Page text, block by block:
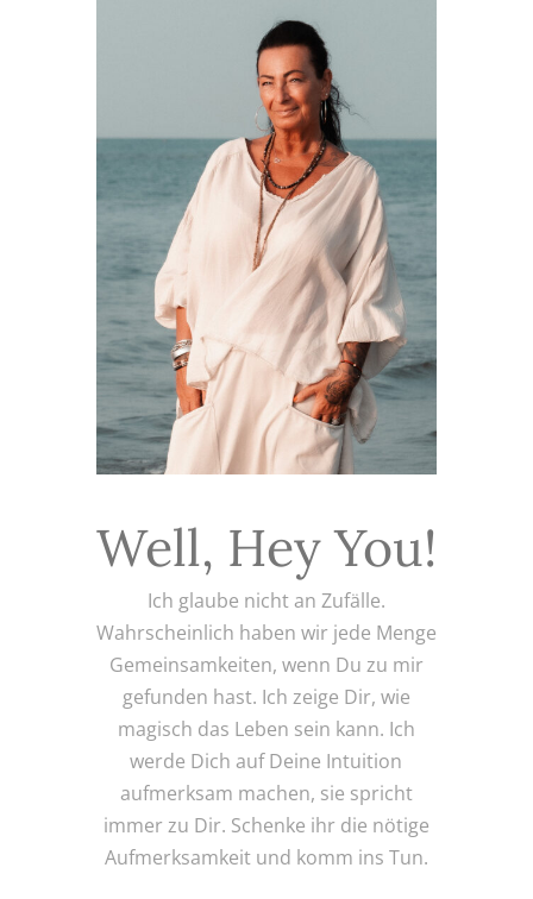
Well, Hey You!
Ich glaube nicht an Zufälle.
Wahrscheinlich haben wir jede Menge
Gemeinsamkeiten, wenn Du zu mir
gefunden hast. Ich zeige Dir, wie
magisch das Leben sein kann. Ich
werde Dich auf Deine Intuition
aufmerksam machen, sie spricht
immer zu Dir. Schenke ihr die nötige
Aufmerksamkeit und komm ins Tun.